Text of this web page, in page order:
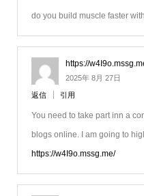
do you build muscle faster
https://
2025年 8月 27日
返信 引用
You need to take part inn a
blogs online. I am going to
https://w4I9o.mssg.me/